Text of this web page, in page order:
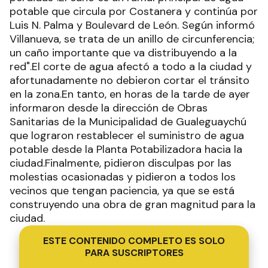
potable que circula por Costanera y continúa por
Luis N. Palma y Boulevard de León. Según informó
Villanueva, se trata de un anillo de circunferencia;
un caño importante que va distribuyendo a la
red".El corte de agua afectó a todo a la ciudad y
afortunadamente no debieron cortar el tránsito
en la zona.En tanto, en horas de la tarde de ayer
informaron desde la dirección de Obras
Sanitarias de la Municipalidad de Gualeguaychú
que lograron restablecer el suministro de agua
potable desde la Planta Potabilizadora hacia la
ciudad.Finalmente, pidieron disculpas por las
molestias ocasionadas y pidieron a todos los
vecinos que tengan paciencia, ya que se está
construyendo una obra de gran magnitud para la
ciudad.
ESTE CONTENIDO COMPLETO ES SOLO
PARA SUSCRIPTORES